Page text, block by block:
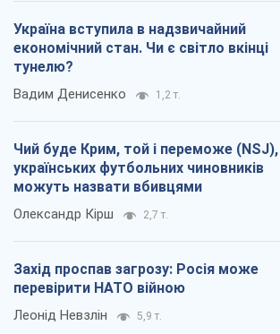
Україна вступила в надзвичайний
економічний стан. Чи є світло вкінці
тунелю?
Вадим Денисенко 1,2 т.
Чий буде Крим, той і переможе
українських футбольних чиновників
можуть назвати вбивцями
Олександр Кірш 2,7 т.
Захід проспав загрозу: Росія може
перевірити НАТО війною
Леонід Невзлін 5,9 т.